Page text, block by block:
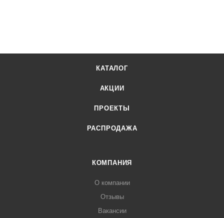
КАТАЛОГ
АКЦИИ
ПРОЕКТЫ
РАСПРОДАЖА
КОМПАНИЯ
О компании
Отзывы
Вакансии